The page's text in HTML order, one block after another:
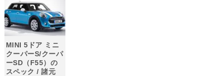
MINI 5ドア ミニ
クーパーS/クーパ
ーSD（F55）の
スペック / 諸元